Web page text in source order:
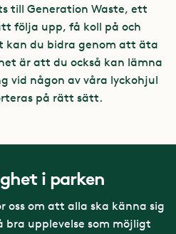
till Generation Waste, ett
följa upp, få koll på och
kan du bidra genom att äta
är att du också kan lämna
vid någon av våra lyckohjul
på rätt sätt.
i parken
oss om att alla ska känna sig
bra upplevelse som möjligt